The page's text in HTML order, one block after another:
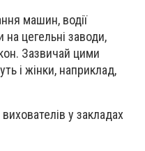
машин, водії
на цегельні заводи,
Зазвичай цими
і жінки, наприклад,
у закладах